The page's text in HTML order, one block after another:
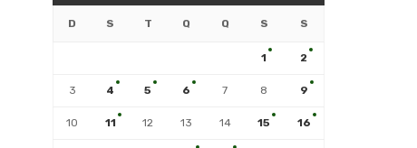
D S T Q Q S S
1 2
3 4 5 6 7 8 9
10 11 12 13 14 15 16